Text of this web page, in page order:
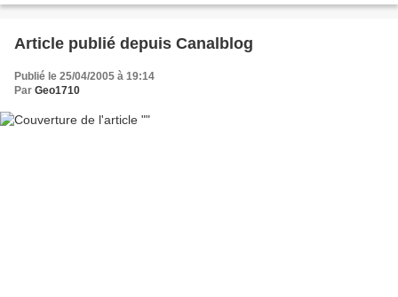
Article publié depuis Canalblog
Publié le 25/04/2005 à 19:14
Par Geo1710